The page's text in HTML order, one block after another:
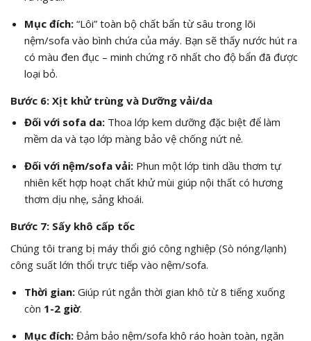
Mục đích:“Lôi” toàn bộ chất bẩn từ sâu trong lõi
nệm/sofa vào bình chứa của máy. Bạn sẽ thấy nước hút ra
có màu đen đục – minh chứng rõ nhất cho độ bẩn đã được
loại bỏ.
Bước 6: Xịt khử trùng và Dưỡng vải/da
Đối với sofa da:Thoa lớp kem dưỡng đặc biệt để làm
mềm da và tạo lớp màng bảo vệ chống nứt nẻ.
Đối với nệm/sofa vải:Phun một lớp tinh dầu thơm tự
nhiên kết hợp hoạt chất khử mùi giúp nội thất có hương
thơm dịu nhẹ, sảng khoái.
Bước 7: Sấy khô cấp tốc
Chúng tôi trang bị máy thổi gió công nghiệp (Sò nóng/lạnh)
công suất lớn thổi trực tiếp vào nệm/sofa.
Thời gian:Giúp rút ngắn thời gian khô từ 8 tiếng xuống
còn 1-2 giờ.
Mục đích:Đảm bảo nệm/sofa khô ráo hoàn toàn, ngăn